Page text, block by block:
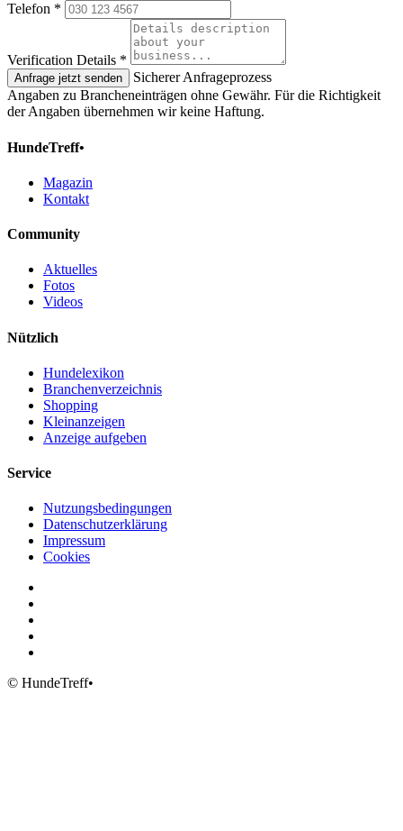
Telefon *
Verification Details *
Anfrage jetzt senden
Sicherer Anfrageprozess
Angaben zu Brancheneinträgen ohne Gewähr. Für die Richtigkeit
der Angaben übernehmen wir keine Haftung.
HundeTreff•
Magazin
Kontakt
Community
Aktuelles
Fotos
Videos
Nützlich
Hundelexikon
Branchenverzeichnis
Shopping
Kleinanzeigen
Anzeige aufgeben
Service
Nutzungsbedingungen
Datenschutzerklärung
Impressum
Cookies
© HundeTreff•